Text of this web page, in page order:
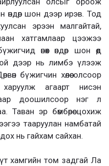
өндөр шон дээр ирэв. Тод
эрээн малгайтай,
хатгамлаар цээжээ
өнөөх өндөр шон өөд
дээр нь лимбэ үлээж
бүжигчин хөлөө олсоор
агаарт нисэн
доошилсоор нэг л
Таван эр бөмбөрөө цохиж
тааруулан намбатай
нь гайхам сайхан.
хамгийн том задгай Ла